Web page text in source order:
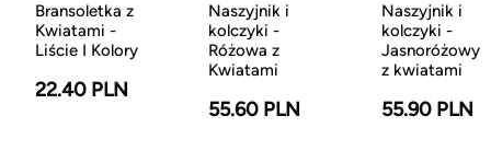
Bransoletka z
Kwiatami -
Liście I Kolory
22.40 PLN
Naszyjnik i
kolczyki -
Różowa z
Kwiatami
55.60 PLN
Naszyjnik i
kolczyki -
Jasnoróżowy
z kwiatami
55.90 PLN